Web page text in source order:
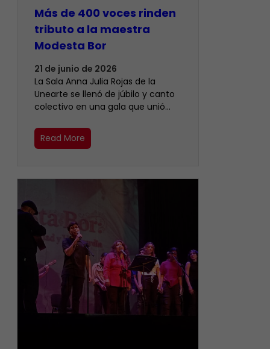
Más de 400 voces rinden
tributo a la maestra
Modesta Bor
21 de junio de 2026
​La Sala Anna Julia Rojas de la
Unearte se llenó de júbilo y canto
colectivo en una gala que unió…
Read More